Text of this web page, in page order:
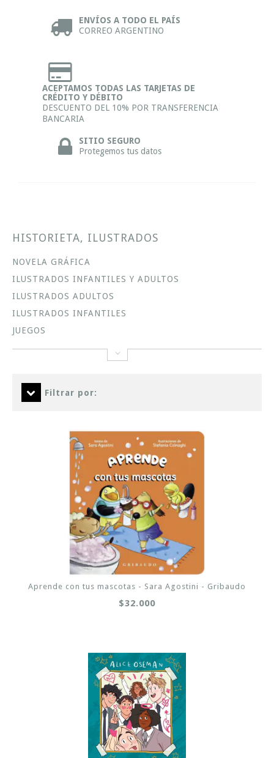
ENVÍOS A TODO EL PAÍS
CORREO ARGENTINO
ACEPTAMOS TODAS LAS TARJETAS DE
CRÉDITO Y DÉBITO
DESCUENTO DEL 10% POR TRANSFERENCIA
BANCARIA
SITIO SEGURO
Protegemos tus datos
HISTORIETA, ILUSTRADOS
NOVELA GRÁFICA
ILUSTRADOS INFANTILES Y ADULTOS
ILUSTRADOS ADULTOS
ILUSTRADOS INFANTILES
JUEGOS
Filtrar por:
Aprende con tus mascotas - Sara Agostini - Gribaudo
$32.000